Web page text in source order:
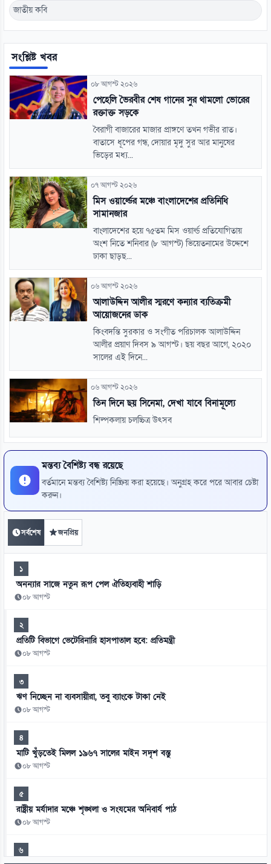
জাতীয় কবি
সংশ্লিষ্ট খবর
০৮ আগস্ট ২০২৬
পেহেলি ভৈরবীর শেষ গানের সুর থামলো ভোরের
রক্তাক্ত সড়কে
বৈরাগী বাজারের মাজার প্রাঙ্গণে তখন গভীর রাত।
বাতাসে ধূপের গন্ধ, দোয়ার মৃদু সুর আর মানুষের
ভিড়ের মধ্য...
০৭ আগস্ট ২০২৬
মিস ওয়ার্ল্ডের মঞ্চে বাংলাদেশের প্রতিনিধি
সামানজার
বাংলাদেশের হয়ে ৭৫তম মিস ওয়ার্ল্ড প্রতিযোগিতায়
অংশ নিতে শনিবার (৮ আগস্ট) ভিয়েতনামের উদ্দেশে
ঢাকা ছাড়ছ...
০৬ আগস্ট ২০২৬
আলাউদ্দিন আলীর স্মরণে কন্যার ব্যতিক্রমী
আয়োজনের ডাক
কিংবদন্তি সুরকার ও সংগীত পরিচালক আলাউদ্দিন
আলীর প্রয়াণ দিবস ৯ আগস্ট। ছয় বছর আগে, ২০২০
সালের এই দিনে...
০৬ আগস্ট ২০২৬
তিন দিনে ছয় সিনেমা, দেখা যাবে বিনামূল্যে
শিল্পকলায় চলচ্চিত্র উৎসব
মন্তব্য বৈশিষ্ট্য বন্ধ রয়েছে
বর্তমানে মন্তব্য বৈশিষ্ট্য নিষ্ক্রিয় করা হয়েছে। অনুগ্রহ করে পরে আবার চেষ্টা
করুন।
সর্বশেষ জনপ্রিয়
১
অনন্যার সাজে নতুন রূপ পেল ঐতিহ্যবাহী শাড়ি
০৮ আগস্ট
২
প্রতিটি বিভাগে ভেটেরিনারি হাসপাতাল হবে: প্রতিমন্ত্রী
০৮ আগস্ট
৩
ঋণ নিচ্ছেন না ব্যবসায়ীরা, তবু ব্যাংকে টাকা নেই
০৮ আগস্ট
৪
মাটি খুঁড়তেই মিলল ১৯৬৭ সালের মাইন সদৃশ বস্তু
০৮ আগস্ট
৫
রাষ্ট্রীয় মর্যাদার মঞ্চে শৃঙ্খলা ও সংযমের অনিবার্য পাঠ
০৮ আগস্ট
৬